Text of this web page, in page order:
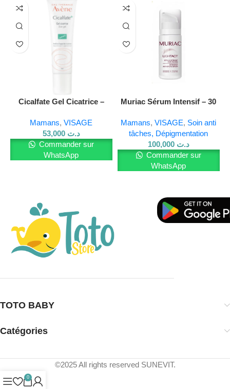
optimale, il est conseillé de renouveler l’application toutes
les deux heures et après chaque baignade ou transpiration
importante.
En résumé, le Kuora Écran Solaire SPF 50+ Visage &
protège votre peau efficacement. Ainsi, vous
pouvez profiter du soleil en toute sécurité tout en prenant
toto store et rejoignez nous sur
Facebooket Instagram.
Cicalfate Gel Cicatrice –
marques
Mamans,VISAGE
د.ت 53,000
Commander sur
WhatsApp
Muriac Sérum Intensif – 30
Mamans,VISAGE, Soin anti
tâches, Dépigmentation
د.ت 100,000
Commander sur
WhatsApp
TOTO BABY
Catégories
©2025 All rights reserved SUNEVIT.
0